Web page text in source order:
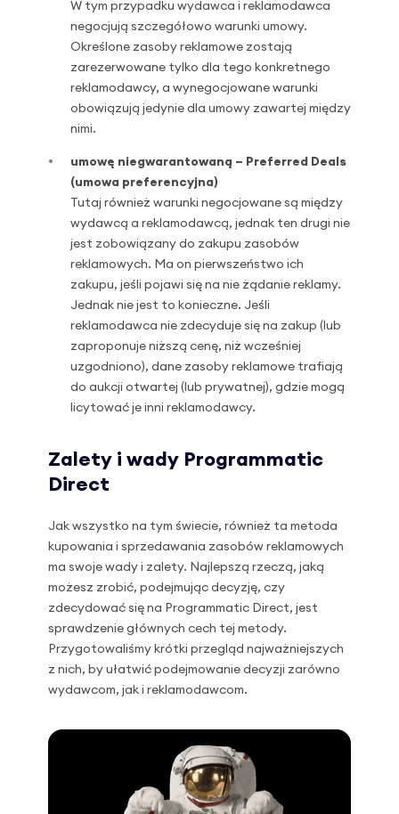
W tym przypadku wydawca i reklamodawca
negocjują szczegółowo warunki umowy.
Określone zasoby reklamowe zostają
zarezerwowane tylko dla tego konkretnego
reklamodawcy, a wynegocjowane warunki
obowiązują jedynie dla umowy zawartej między
nimi.
umowę niegwarantowaną – Preferred Deals
(umowa preferencyjna)
Tutaj również warunki negocjowane są między
wydawcą a reklamodawcą, jednak ten drugi nie
jest zobowiązany do zakupu zasobów
reklamowych. Ma on pierwszeństwo ich
zakupu, jeśli pojawi się na nie żądanie reklamy.
Jednak nie jest to konieczne. Jeśli
reklamodawca nie zdecyduje się na zakup (lub
zaproponuje niższą cenę, niż wcześniej
uzgodniono), dane zasoby reklamowe trafiają
do aukcji otwartej (lub prywatnej), gdzie mogą
licytować je inni reklamodawcy.
Zalety i wady Programmatic
Direct
Jak wszystko na tym świecie, również ta metoda
kupowania i sprzedawania zasobów reklamowych
ma swoje wady i zalety. Najlepszą rzeczą, jaką
możesz zrobić, podejmując decyzję, czy
zdecydować się na Programmatic Direct, jest
sprawdzenie głównych cech tej metody.
Przygotowaliśmy krótki przegląd najważniejszych
z nich, by ułatwić podejmowanie decyzji zarówno
wydawcom, jak i reklamodawcom.